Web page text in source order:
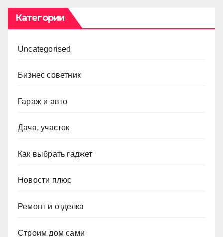
Категории
Uncategorised
Бизнес советник
Гараж и авто
Дача, участок
Как выбрать гаджет
Новости плюс
Ремонт и отделка
Строим дом сами